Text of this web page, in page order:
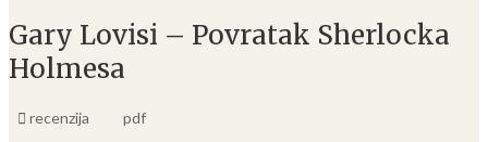
Gary Lovisi – Povratak Sherlocka
Holmesa
recenzija pdf